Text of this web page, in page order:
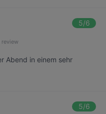
5/6
review
Abend in einem sehr
5/6